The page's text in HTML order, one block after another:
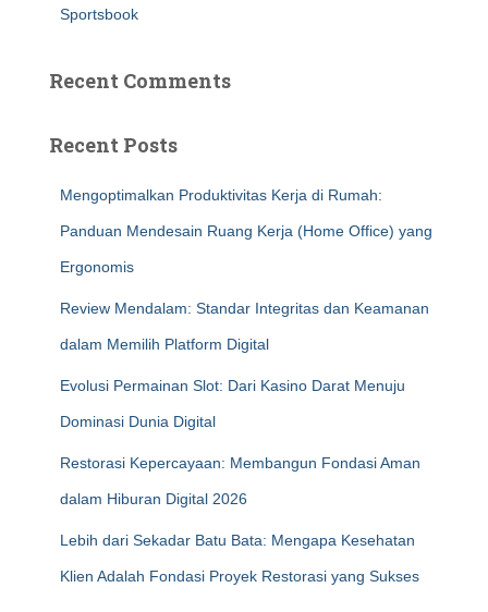
Sportsbook
Recent Comments
Recent Posts
Mengoptimalkan Produktivitas Kerja di Rumah:
Panduan Mendesain Ruang Kerja (Home Office) yang
Ergonomis
Review Mendalam: Standar Integritas dan Keamanan
dalam Memilih Platform Digital
Evolusi Permainan Slot: Dari Kasino Darat Menuju
Dominasi Dunia Digital
Restorasi Kepercayaan: Membangun Fondasi Aman
dalam Hiburan Digital 2026
Lebih dari Sekadar Batu Bata: Mengapa Kesehatan
Klien Adalah Fondasi Proyek Restorasi yang Sukses